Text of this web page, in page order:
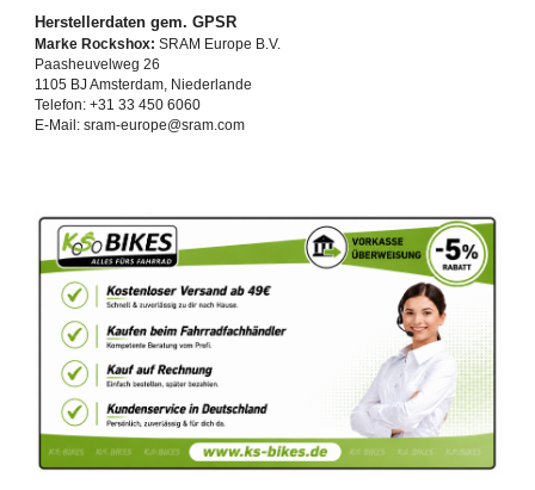
Herstellerdaten gem. GPSR
Marke Rockshox: SRAM Europe B.V.
Paasheuvelweg 26
1105 BJ Amsterdam, Niederlande
Telefon: +31 33 450 6060
E-Mail: sram-europe@sram.com